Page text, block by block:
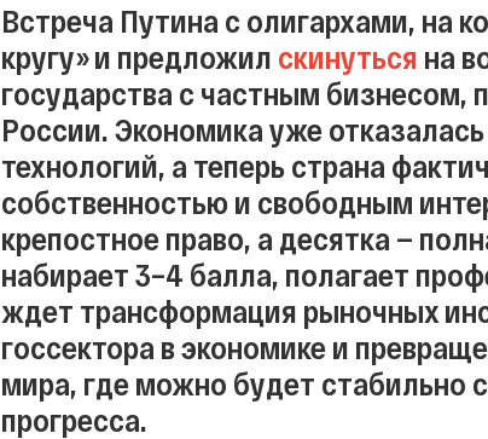
Встреча Путина с олигархами, на
кругу» и предложил скинуться на
государства с частным
России. Экономика уже
технологий, а теперь страна
собственностью и свободным
крепостное право, а десятка —
набирает 3–4 балла, полагает
ждет трансформация рыночных
госсектора в экономике и
мира, где можно будет стабильно
прогресса.